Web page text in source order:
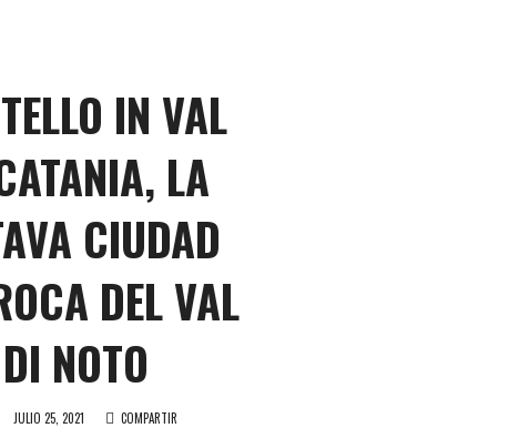
IN VAL
LA
CIUDAD
DEL VAL
DI NOTO
JULIO 25, 2021 COMPARTIR